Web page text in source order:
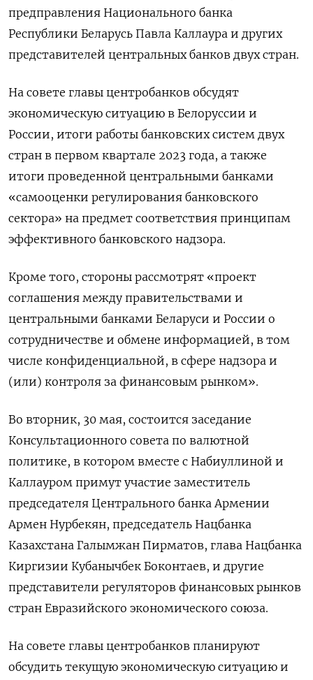
предправления Национального банка
Республики Беларусь Павла Каллаура и других
представителей центральных банков двух стран.
На совете главы центробанков обсудят
экономическую ситуацию в Белоруссии и
России, итоги работы банковских систем двух
стран в первом квартале 2023 года, а также
итоги проведенной центральными банками
«самооценки регулирования банковского
сектора» на предмет соответствия принципам
эффективного банковского надзора.
Кроме того, стороны рассмотрят «проект
соглашения между правительствами и
центральными банками Беларуси и России о
сотрудничестве и обмене информацией, в том
числе конфиденциальной, в сфере надзора и
(или) контроля за финансовым рынком».
Во вторник, 30 мая, состоится заседание
Консультационного совета по валютной
политике, в котором вместе с Набиуллиной и
Каллауром примут участие заместитель
председателя Центрального банка Армении
Армен Нурбекян, председатель Нацбанка
Казахстана Галымжан Пирматов, глава Нацбанка
Киргизии Кубанычбек Боконтаев, и другие
представители регуляторов финансовых рынков
стран Евразийского экономического союза.
На совете главы центробанков планируют
обсудить текущую экономическую ситуацию и